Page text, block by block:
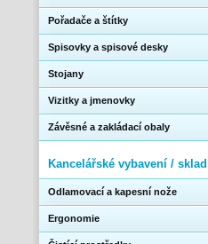
Pořadače a štítky
Spisovky a spisové desky
Stojany
Vizitky a jmenovky
Závěsné a zakládací obaly
Kancelářské vybavení / sklad
Odlamovací a kapesní nože
Ergonomie